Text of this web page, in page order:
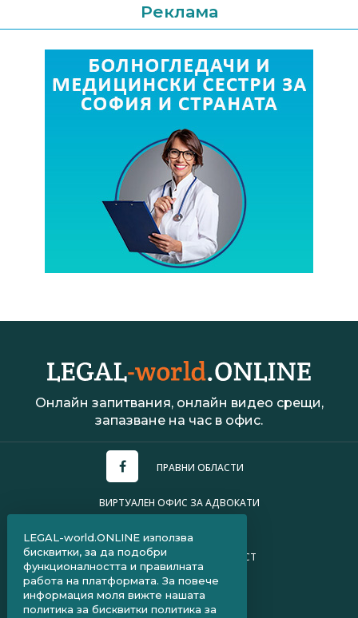
Реклама
Онлайн запитвания, онлайн видео срещи,
запазване на час в офис.
ПРАВНИ ОБЛАСТИ
ВИРТУАЛЕН ОФИС ЗА АДВОКАТИ
ПОЛИТИКА ЗА ПОВЕРИТЕЛНОСТ
ЧЗВ ЗА КЛИЕНТИ
ЧЗВ ЗА АДВОКАТИ
LEGAL-world.ONLINE използва
бисквитки, за да подобри
функционалността и правилната
работа на платформата. За повече
информация моля вижте нашата
политика за бисквитки политика за